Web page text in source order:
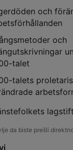
och
och
talet
talets
da biste prešli